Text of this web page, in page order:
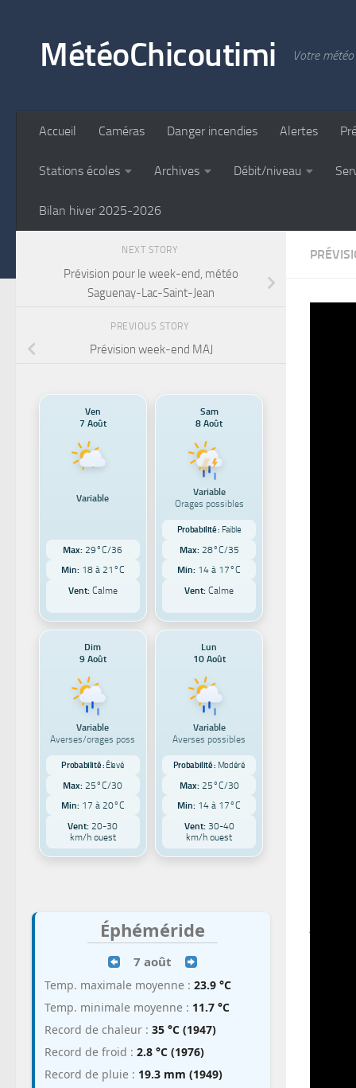
MétéoChicoutimi Votre
Accueil Caméras Danger incendies Alertes
Stations écoles Archives Débit/niveau
Bilan hiver 2025-2026
NEXT STORY
Prévision pour le week-end, météo
Saguenay-Lac-Saint-Jean
PREVIOUS STORY
Prévision week-end MAJ
Ven
7 Août
Variable
Max: 29°C/36
Min: 18 à 21°C
Vent:Calme
Sam
8 Août
Variable
Orages possibles
Probabilité : Faible
Max: 28°C/35
Min: 14 à 17°C
Vent: Calme
Dim
9 Août
Variable
Averses/orages poss
Probabilité : Élevé
Max: 25°C/30
Min: 17 à 20°C
Vent: 20-30
km/h ouest
Lun
10 Août
Variable
Averses possibles
Probabilité : Modéré
Max: 25°C/30
Min: 14 à 17°C
Vent:30-40
km/h ouest
Éphéméride
7 août
Temp. maximale moyenne : 23.9 °C
Temp. minimale moyenne : 11.7 °C
Record de chaleur : 35 °C (1947)
Record de froid : 2.8 °C (1976)
Record de pluie : 19.3 mm (1949)